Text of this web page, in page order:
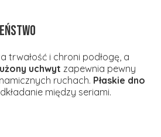
trwałość i chroni podłogę, a
uchwyt zapewnia pewny
ruchach. Płaskie dno
między seriami.